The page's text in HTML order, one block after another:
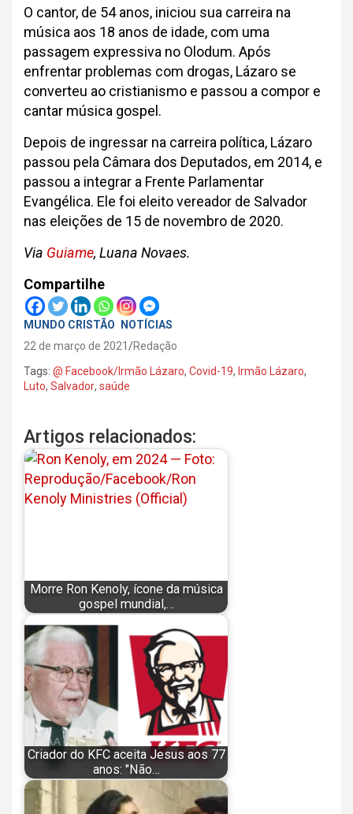
O cantor, de 54 anos, iniciou sua carreira na
música aos 18 anos de idade, com uma
passagem expressiva no Olodum. Após
enfrentar problemas com drogas, Lázaro se
converteu ao cristianismo e passou a compor e
cantar música gospel.
Depois de ingressar na carreira política, Lázaro
passou pela Câmara dos Deputados, em 2014, e
passou a integrar a Frente Parlamentar
Evangélica. Ele foi eleito vereador de Salvador
nas eleições de 15 de novembro de 2020.
Via Guiame, Luana Novaes.
Compartilhe
MUNDO CRISTÃO
NOTÍCIAS
22 de março de 2021
Redação
Tags: @ Facebook/Irmão Lázaro, Covid-19, Irmão Lázaro,
Luto, Salvador, saúde
Artigos relacionados:
Morre Ron Kenoly, ícone da música
gospel mundial,…
Criador do KFC aceita Jesus aos 77
anos: "Não…